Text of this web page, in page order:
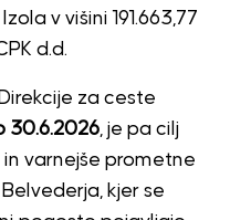
v višini 191.663,77
d.d.
za ceste
30.6.2026, je pa cilj
varnejše prometne
kjer se